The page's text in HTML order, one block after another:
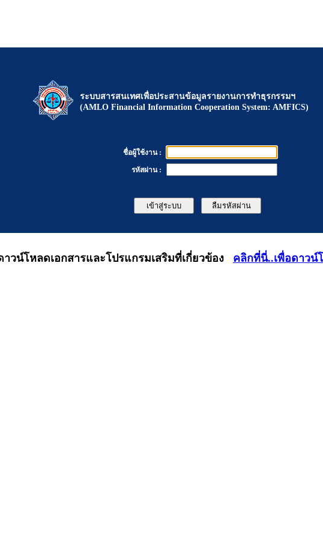
ระบบสารสนเทศเพื่อประสานข้อมูลรายงานการทำธุรกรรมฯ
(AMLO Financial Information Cooperation System: AMFICS)
ชื่อผู้ใช้งาน :
รหัสผ่าน :
ปรแกรมเสริมที่เกี่ยวข้อง คลิกที่นี่..เพื่อดาวน์